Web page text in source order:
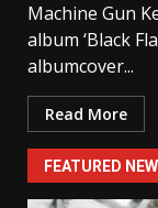
Machine Gun
album ‘Black
albumcover...
Read More
FEATURED